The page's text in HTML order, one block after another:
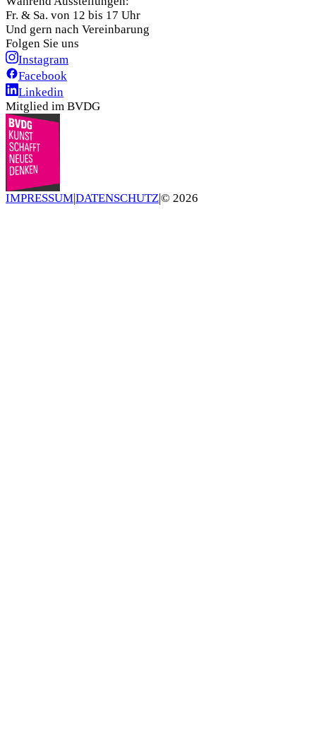
Fr. & Sa. von 12 bis 17 Uhr
Und gern nach Vereinbarung
Folgen Sie uns
Instagram
Facebook
Linkedin
Mitglied im BVDG
IMPRESSUM|DATENSCHUTZ|© 2026